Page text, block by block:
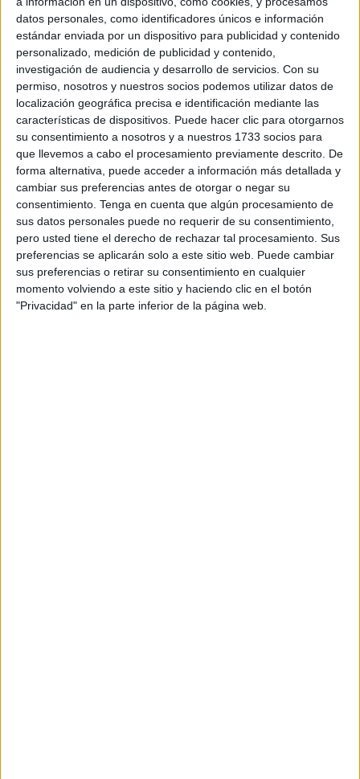
datos personales, como identificadores únicos e información
estándar enviada por un dispositivo para publicidad y contenido
personalizado, medición de publicidad y contenido,
investigación de audiencia y desarrollo de servicios. Con su
permiso, nosotros y nuestros socios podemos utilizar datos de
localización geográfica precisa e identificación mediante las
características de dispositivos. Puede hacer clic para otorgarnos
su consentimiento a nosotros y a nuestros 1733 socios para
que llevemos a cabo el procesamiento previamente descrito. De
forma alternativa, puede acceder a información más detallada y
cambiar sus preferencias antes de otorgar o negar su
consentimiento. Tenga en cuenta que algún procesamiento de
sus datos personales puede no requerir de su consentimiento,
pero usted tiene el derecho de rechazar tal procesamiento. Sus
preferencias se aplicarán solo a este sitio web. Puede cambiar
sus preferencias o retirar su consentimiento en cualquier
momento volviendo a este sitio y haciendo clic en el botón
"Privacidad" en la parte inferior de la página web.
3. Por otro lado, bate los huevos y añade los
garbanzos.
4. Procesa la preparación hasta lograr una textura fina.
5. Añade el endulzante y la levadura en polvo. Integra